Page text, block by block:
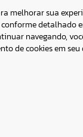
melhorar sua
detalhado
navegando,
de cookies em